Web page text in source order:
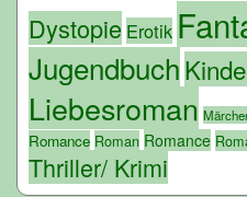
Dystopie Erotik
Jugendbuch
Liebesroman
Romance Roman Romance
Thriller/ Krimi